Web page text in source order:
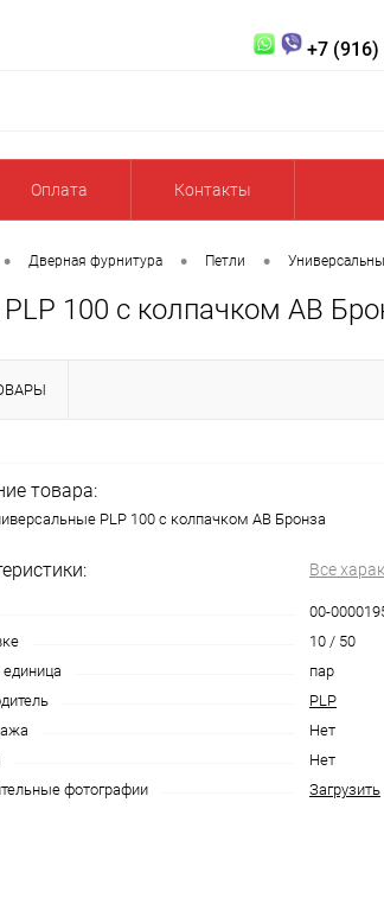
+7 (916)
Оплата Контакты
• Дверная фурнитура • Петли •
100 с колпачком AB
товара:
PLP 100 с колпачком AB Бронза
Все
00-
10 / 50
пар
PLP
Нет
Нет
фотографии
Загрузить